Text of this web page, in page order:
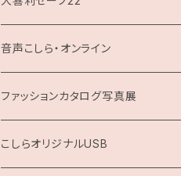
お題回答Tシャツ
音声こしら・オンライン
ファッションカタログ写真展
展示用A4サイズ
こしらオリジナルUSB